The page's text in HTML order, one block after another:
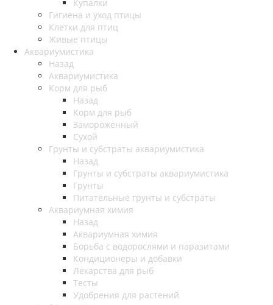
Купалки
Гигиена и уход птицы
Клетки для птиц
Живые птицы
Аквариумистика
Назад
Аквариумистика
Корм для рыб
Назад
Корм для рыб
Замороженный
Сухой
Грунты и субстраты аквариумистика
Назад
Грунты и субстраты аквариумистика
Грунты
Питательные грунты и субстраты
Аквариумная химия
Назад
Аквариумная химия
Борьба с водорослями и паразитами
Кондиционеры и добавки
Лекарства для рыб
Тесты
Удобрения для растений